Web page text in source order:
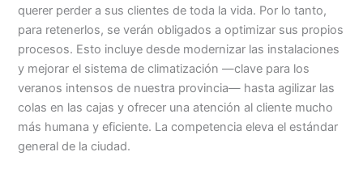
querer perder a sus clientes de toda la vida. Por lo tanto,
para retenerlos, se verán obligados a optimizar sus propios
procesos. Esto incluye desde modernizar las instalaciones
y mejorar el sistema de climatización —clave para los
veranos intensos de nuestra provincia— hasta agilizar las
colas en las cajas y ofrecer una atención al cliente mucho
más humana y eficiente. La competencia eleva el estándar
general de la ciudad.